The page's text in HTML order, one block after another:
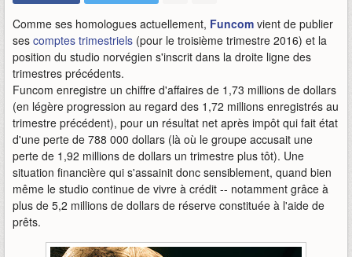
Comme ses homologues actuellement, Funcom vient de publier
ses comptes trimestriels (pour le troisième trimestre 2016) et la
position du studio norvégien s'inscrit dans la droite ligne des
trimestres précédents.
Funcom enregistre un chiffre d'affaires de 1,73 millions de dollars
(en légère progression au regard des 1,72 millions enregistrés au
trimestre précédent), pour un résultat net après impôt qui fait état
d'une perte de 788 000 dollars (là où le groupe accusait une
perte de 1,92 millions de dollars un trimestre plus tôt). Une
situation financière qui s'assainit donc sensiblement, quand bien
même le studio continue de vivre à crédit -- notamment grâce à
plus de 5,2 millions de dollars de réserve constituée à l'aide de
prêts.